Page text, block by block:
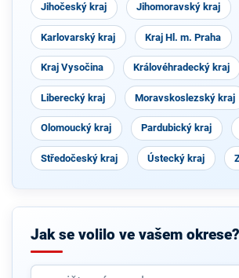
Jihočeský kraj Jihomoravský kraj
Karlovarský kraj Kraj Hl. m. Praha
Kraj Vysočina Královéhradecký kraj
Liberecký kraj Moravskoslezský kraj
Olomoucký kraj Pardubický kraj
Středočeský kraj Ústecký kraj
Jak se volilo ve vašem okrese?